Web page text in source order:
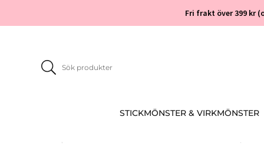
Fri frakt över 399 kr
STICKMÖNSTER & VIRKMÖNSTER